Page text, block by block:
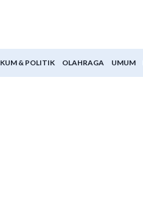
& POLITIK OLAHRAGA UMUM